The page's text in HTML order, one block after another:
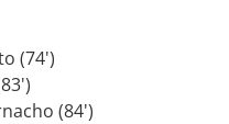
(74')
(84')